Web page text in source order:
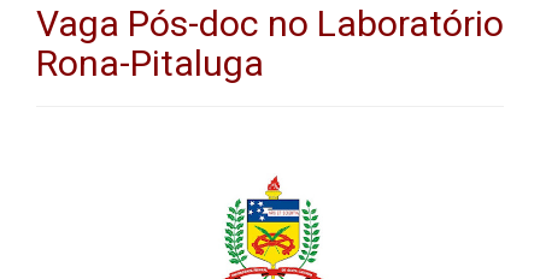
Vaga Pós-doc no Laboratório
Rona-Pitaluga